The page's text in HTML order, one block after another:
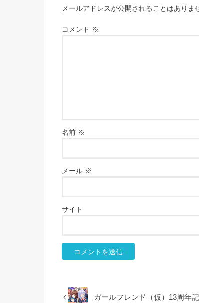
メールアドレスが公開されることはありま
コメント ※
名前 ※
メール ※
サイト
ガールフレンド（仮）13周年